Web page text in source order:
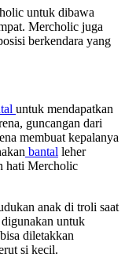
untuk dibawa
Mercholic juga
berkendara yang
untuk mendapatkan
guncangan dari
membuat kepalanya
bantal leher
hati Mercholic
anak di troli saat
untuk
diletakkan
si kecil.